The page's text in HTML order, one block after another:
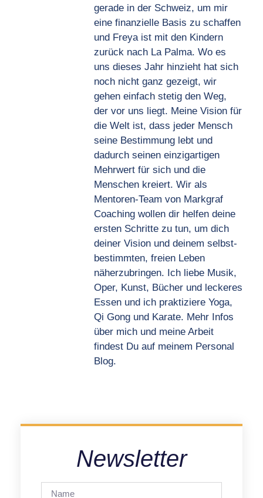
gerade in der Schweiz, um mir
eine finanzielle Basis zu schaffen
und Freya ist mit den Kindern
zurück nach La Palma. Wo es
uns dieses Jahr hinzieht hat sich
noch nicht ganz gezeigt, wir
gehen einfach stetig den Weg,
der vor uns liegt. Meine Vision für
die Welt ist, dass jeder Mensch
seine Bestimmung lebt und
dadurch seinen einzigartigen
Mehrwert für sich und die
Menschen kreiert. Wir als
Mentoren-Team von Markgraf
Coaching wollen dir helfen deine
ersten Schritte zu tun, um dich
deiner Vision und deinem selbst-
bestimmten, freien Leben
näherzubringen. Ich liebe Musik,
Oper, Kunst, Bücher und leckeres
Essen und ich praktiziere Yoga,
Qi Gong und Karate. Mehr Infos
über mich und meine Arbeit
findest Du auf meinem Personal
Blog.
Newsletter